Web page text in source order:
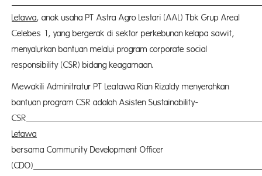
Letawa, anak usaha PT Astra Agro Lestari (AAL) Tbk Grup Areal
Celebes 1, yang bergerak di sektor perkebunan kelapa sawit,
menyalurkan bantuan melalui program corporate social
responsibility (CSR) bidang keagamaan.
Mewakili Adminitratur PT Leatawa Rian Rizaldy menyerahkan
bantuan program CSR adalah Asisten Sustainability-
CSR
Letawa
bersama Community Development Officer
(CDO)